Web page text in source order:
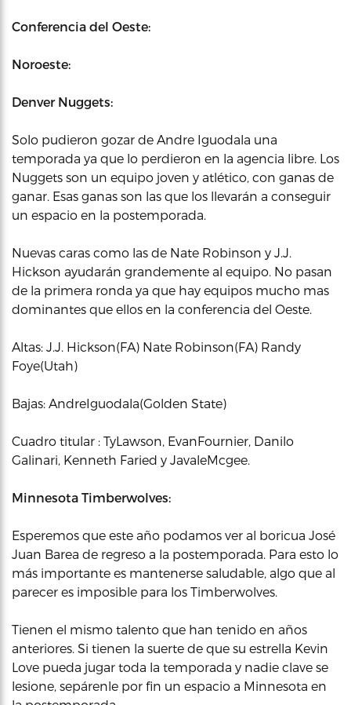
Conferencia del Oeste:
Noroeste:
Denver Nuggets:
Solo pudieron gozar de Andre Iguodala una
temporada ya que lo perdieron en la agencia libre. Los
Nuggets son un equipo joven y atlético, con ganas de
ganar. Esas ganas son las que los llevarán a conseguir
un espacio en la postemporada.
Nuevas caras como las de Nate Robinson y J.J.
Hickson ayudarán grandemente al equipo. No pasan
de la primera ronda ya que hay equipos mucho mas
dominantes que ellos en la conferencia del Oeste.
Altas: J.J. Hickson(FA) Nate Robinson(FA) Randy
Foye(Utah)
Bajas: AndreIguodala(Golden State)
Cuadro titular : TyLawson, EvanFournier, Danilo
Galinari, Kenneth Faried y JavaleMcgee.
Minnesota Timberwolves:
Esperemos que este año podamos ver al boricua José
Juan Barea de regreso a la postemporada. Para esto lo
más importante es mantenerse saludable, algo que al
parecer es imposible para los Timberwolves.
Tienen el mismo talento que han tenido en años
anteriores. Si tienen la suerte de que su estrella Kevin
Love pueda jugar toda la temporada y nadie clave se
lesione, sepárenle por fin un espacio a Minnesota en